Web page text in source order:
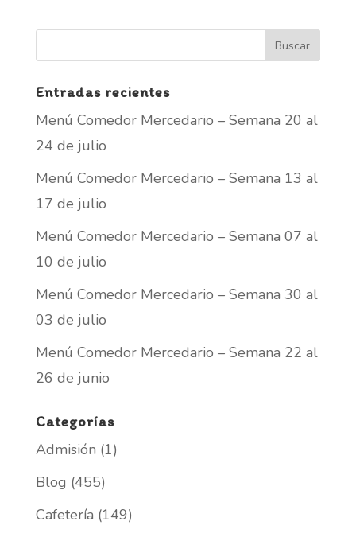
Entradas recientes
Menú Comedor Mercedario – Semana 20 al
24 de julio
Menú Comedor Mercedario – Semana 13 al
17 de julio
Menú Comedor Mercedario – Semana 07 al
10 de julio
Menú Comedor Mercedario – Semana 30 al
03 de julio
Menú Comedor Mercedario – Semana 22 al
26 de junio
Categorías
Admisión (1)
Blog (455)
Cafetería (149)